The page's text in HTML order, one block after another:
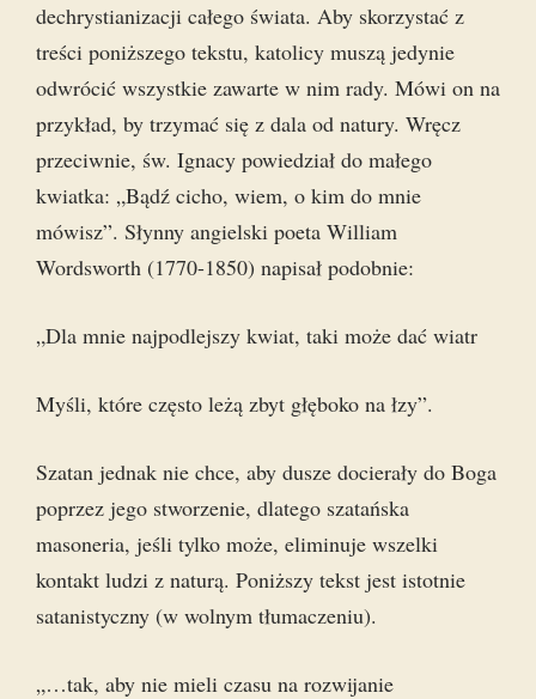
dechrystianizacji całego świata. Aby skorzystać z
treści poniższego tekstu, katolicy muszą jedynie
odwrócić wszystkie zawarte w nim rady. Mówi on na
przykład, by trzymać się z dala od natury. Wręcz
przeciwnie, św. Ignacy powiedział do małego
kwiatka: „Bądź cicho, wiem, o kim do mnie
mówisz”. Słynny angielski poeta William
Wordsworth (1770-1850) napisał podobnie:
„Dla mnie najpodlejszy kwiat, taki może dać wiatr
Myśli, które często leżą zbyt głęboko na łzy”.
Szatan jednak nie chce, aby dusze docierały do Boga
poprzez jego stworzenie, dlatego szatańska
masoneria, jeśli tylko może, eliminuje wszelki
kontakt ludzi z naturą. Poniższy tekst jest istotnie
satanistyczny (w wolnym tłumaczeniu).
„…tak, aby nie mieli czasu na rozwijanie